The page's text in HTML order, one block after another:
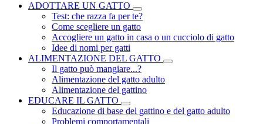
ADOTTARE UN GATTO
Test: che razza fa per te?
Come scegliere un gatto
Accogliere un gatto in casa o un cucciolo di gatto
Idee di nomi per gatti
ALIMENTAZIONE DEL GATTO
Il gatto può mangiare...?
Alimentazione del gatto adulto
Alimentazione del gattino
EDUCARE IL GATTO
Educazione di base del gattino e del gatto adulto
Problemi comportamentali